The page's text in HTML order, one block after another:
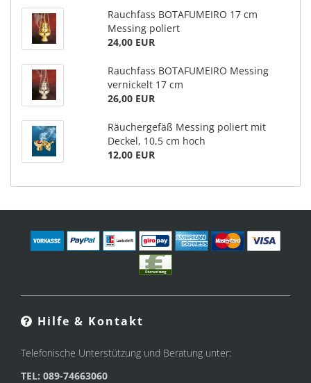
Rauchfass BOTAFUMEIRO 17 cm
Messing poliert
24,00 EUR
Rauchfass BOTAFUMEIRO Messing
vernickelt 17 cm
26,00 EUR
Räuchergefäß Messing poliert mit
Deckel, 10,5 cm hoch
12,00 EUR
Hilfe & Kontakt
Telefonische Unterstützung und Beratung unter:
TEL: 089-74663060